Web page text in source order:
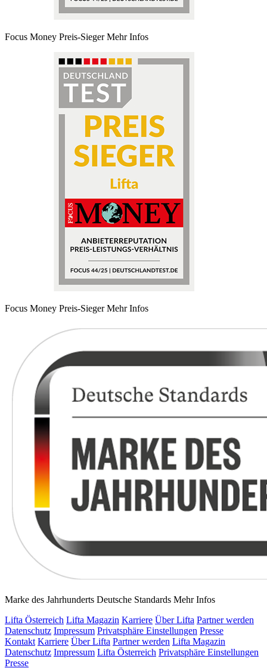
Focus Money Preis-SiegerMehr Infos
Focus Money Preis-SiegerMehr Infos
Marke des Jahrhunderts Deutsche Standards Mehr Infos
Lifta Österreich Lifta Magazin Karriere Über Lifta Partner werden
Datenschutz Impressum Privatsphäre Einstellungen Presse
Kontakt Karriere Über Lifta Partner werden Lifta Magazin
Datenschutz Impressum Lifta Österreich Privatsphäre Einstellungen
Presse